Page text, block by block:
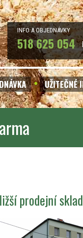
INFO A OBJEDNÁVKY
518 625 054
UŽITEČNÉ
prodejní sklad